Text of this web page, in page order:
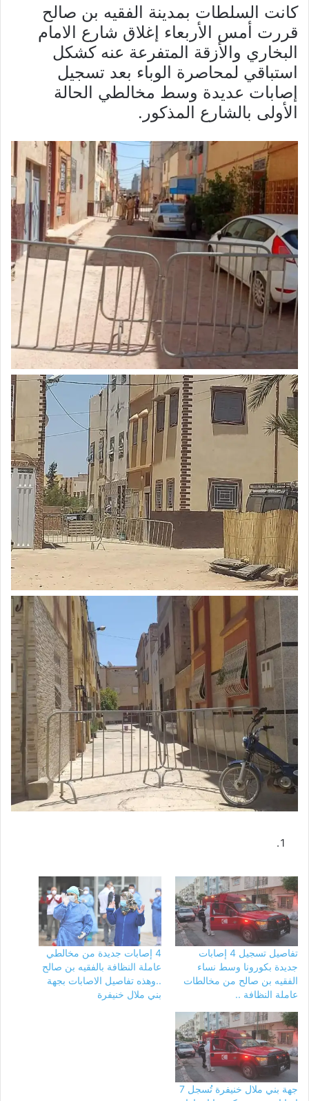
كانت السلطات بمدينة الفقيه بن صالح
قررت أمس الأربعاء إغلاق شارع الامام
البخاري والأزقة المتفرعة عنه كشكل
استباقي لمحاصرة الوباء بعد تسجيل
إصابات عديدة وسط مخالطي الحالة
الأولى بالشارع المذكور.
تفاصيل تسجيل 4 إصابات
جديدة بكورونا وسط نساء
الفقيه بن صالح من مخالطات
عاملة النظافة ..
4 إصابات جديدة من مخالطي
عاملة النظافة بالفقيه بن صالح
..وهذه تفاصيل الاصابات بجهة
بني ملال خنيفرة
جهة بني ملال خنيفرة تُسجل 7